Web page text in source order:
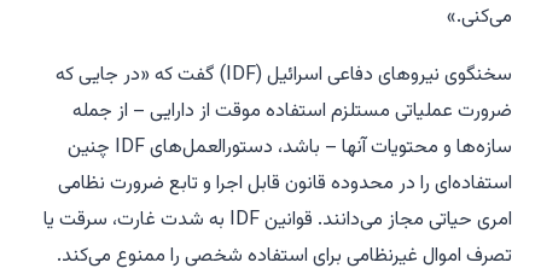
می‌کنی.»
سخنگوی نیروهای دفاعی اسرائیل (IDF) گفت که «در جایی که
ضرورت عملیاتی مستلزم استفاده موقت از دارایی – از جمله
سازه‌ها و محتویات آنها – باشد، دستورالعمل‌های IDF چنین
استفاده‌ای را در محدوده قانون قابل اجرا و تابع ضرورت نظامی
امری حیاتی مجاز می‌دانند. قوانین IDF به شدت غارت، سرقت یا
تصرف اموال غیرنظامی برای استفاده شخصی را ممنوع می‌کند.